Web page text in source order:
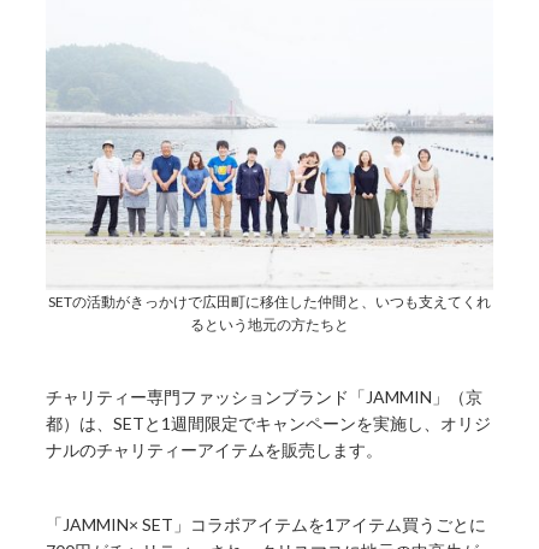
SETの活動がきっかけで広田町に移住した仲間と、いつも支えてくれ
るという地元の方たちと
チャリティー専門ファッションブランド「JAMMIN」（京
都）は、SETと1週間限定でキャンペーンを実施し、オリジ
ナルのチャリティーアイテムを販売します。
「JAMMIN× SET」コラボアイテムを1アイテム買うごとに